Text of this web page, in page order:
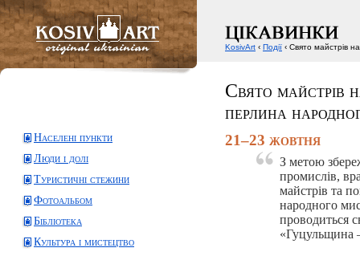
Свято майстрів
перлина
Населені пункти
Люди і долі
Туристичні стежини
Фотоальбом
Бібліотека
Культура і мистецтво
21–23 жовтня
З метою
промислів,
майстрів та
народного
проводиться
«Гуцульщина
KosivArt ‹ Події ‹ Свято майстрів